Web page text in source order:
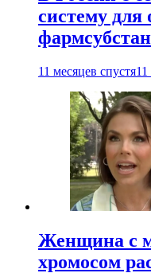
систему для
11 месяцев спустя
Женщина с
хромосом